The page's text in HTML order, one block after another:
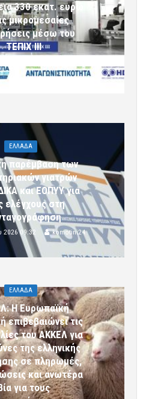
330 εκατ. ευρώ
μικρομεσαίες
μέσω του
ΤΕΠΙΧ ΙΙΙ
ΕΛΛΑΔΑ
παρέμβαση των
γιατρών
και ΕΟΠΥΥ για
ελέγχους στη
2026 09:32 komotini24
ΕΛΛΑΔΑ
Η Ευρωπαϊκή
επιβεβαιώνει τις
του ΑΚΚΕΛ για
της ελληνικής
σε πληρωμές,
και ανωτέρα
για τους